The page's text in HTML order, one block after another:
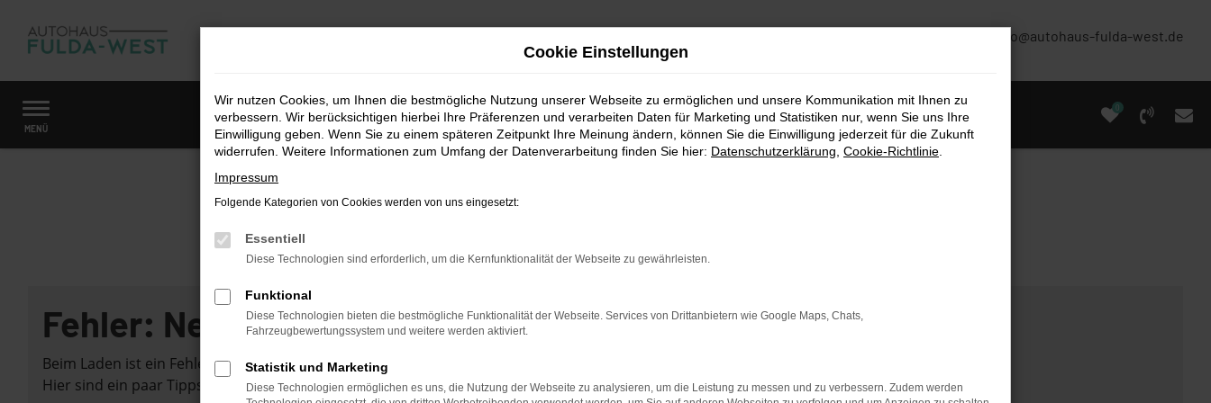
Zum
Hauptinhalt
info@autohaus-fulda-west.de
MENÜ
0
Startseite Fahrzeugmarkt
Fehler: Network Error
Beim Laden ist ein Fehler aufgetreten.
Hier sind ein paar Tipps, die dir helfen können:
Cookie Einstellungen
Wir nutzen Cookies, um Ihnen die bestmögliche Nutzung unserer Webseite zu ermöglichen und unsere Kommunikation mit Ihnen zu
verbessern. Wir berücksichtigen hierbei Ihre Präferenzen und verarbeiten Daten für Marketing und Statistiken nur, wenn Sie uns Ihre
Einwilligung geben. Wenn Sie zu einem späteren Zeitpunkt Ihre Meinung ändern, können Sie die Einwilligung jederzeit für die Zukunft
widerrufen. Weitere Informationen zum Umfang der Datenverarbeitung finden Sie hier: Datenschutzerklärung Cookie-Richtlinie
Impressum
Folgende Kategorien von Cookies werden von uns eingesetzt:
Essentiell
Diese Technologien sind erforderlich, um die Kernfunktionalität der Webseite zu gewährleisten.
Funktional
Diese Technologien bieten die bestmögliche Funktionalität der Webseite. Services von Drittanbietern wie Google Maps, Chats,
Fahrzeugbewertungssystem und weitere werden aktiviert.
Statistik und Marketing
Diese Technologien ermöglichen es uns, die Nutzung der Webseite zu analysieren, um die Leistung zu messen und zu verbessern. Zudem werden